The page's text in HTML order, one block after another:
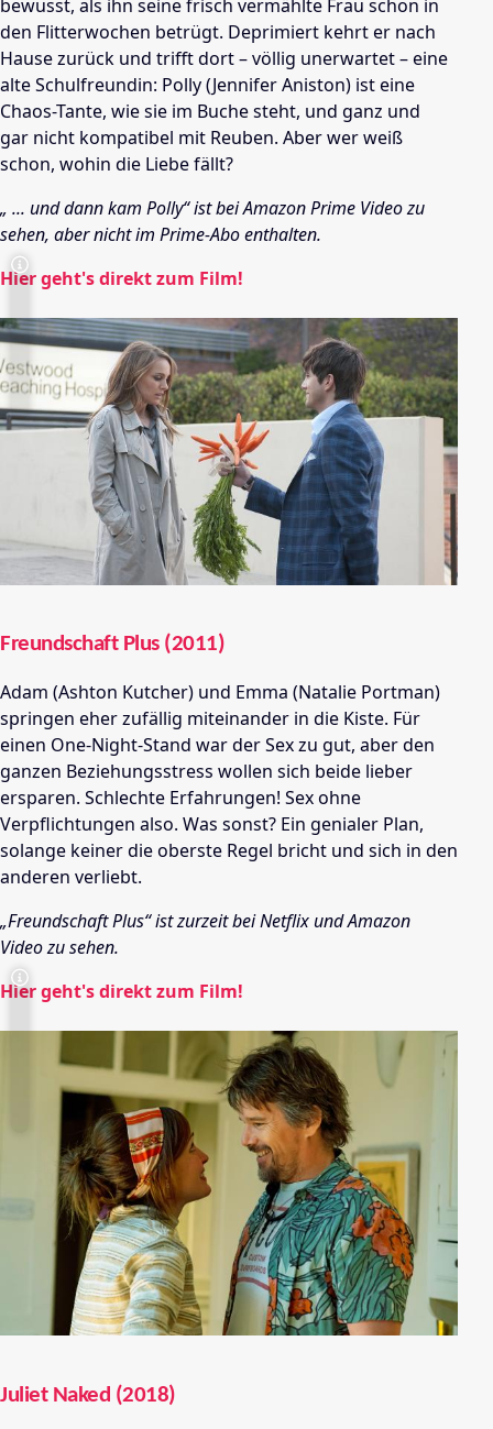
bewusst, als ihn seine frisch vermählte Frau schon in
den Flitterwochen betrügt. Deprimiert kehrt er nach
Hause zurück und trifft dort – völlig unerwartet – eine
alte Schulfreundin: Polly (Jennifer Aniston) ist eine
Chaos-Tante, wie sie im Buche steht, und ganz und
gar nicht kompatibel mit Reuben. Aber wer weiß
schon, wohin die Liebe fällt?
„ ... und dann kam Polly“ ist bei Amazon Prime Video zu
sehen, aber nicht im Prime-Abo enthalten.
Hier geht's direkt zum Film!
Freundschaft Plus (2011)
Adam (Ashton Kutcher) und Emma (Natalie Portman)
springen eher zufällig miteinander in die Kiste. Für
einen One-Night-Stand war der Sex zu gut, aber den
ganzen Beziehungsstress wollen sich beide lieber
ersparen. Schlechte Erfahrungen! Sex ohne
Verpflichtungen also. Was sonst? Ein genialer Plan,
solange keiner die oberste Regel bricht und sich in den
anderen verliebt.
„Freundschaft Plus“ ist zurzeit bei Netflix und Amazon
Video zu sehen.
Hier geht's direkt zum Film!
Juliet Naked (2018)